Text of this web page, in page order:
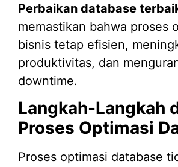
Perbaikan database
memastikan bahwa proses
bisnis tetap efisien,
produktivitas, dan
downtime.
Langkah-Langkah
Proses Optimasi
Proses optimasi database